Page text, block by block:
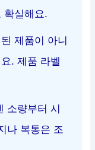
확실해요.
제품이 아니
. 제품 라벨
소량부터 시
나 복통은 조